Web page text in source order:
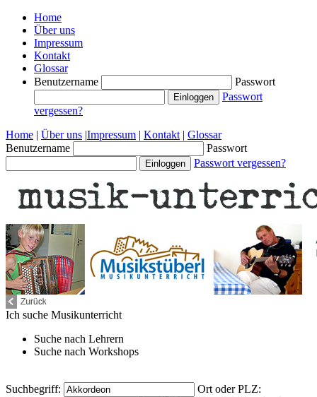
Home
Über uns
Impressum
Kontakt
Glossar
Benutzername
Passwort
Passwort
vergessen?
Home | Über uns |Impressum | Kontakt | Glossar
Benutzername
Passwort
Passwort vergessen?
Ich suche Musikunterricht
Suche nach Lehrern
Suche nach Workshops
Suchbegriff:
Ort oder PLZ: